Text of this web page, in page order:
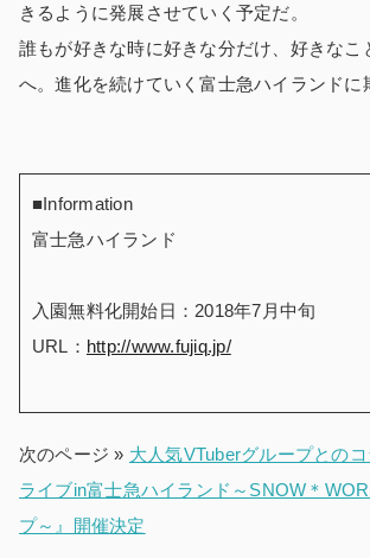
きるように発展させていく予定だ。
誰もが好きな時に好きな分だけ、好きなこ
へ。進化を続けていく富士急ハイランドに
■Information
富士急ハイランド
入園無料化開始日：2018年7月中旬
URL： http://www.fujiq.jp/
次のページ » 大人気VTuberグループとの
ライブin富士急ハイランド～SNOW＊
プ～』開催決定